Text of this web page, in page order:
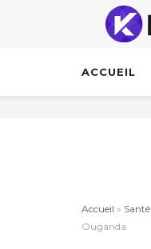
ACCUEIL
Accueil » Santé
Ouganda